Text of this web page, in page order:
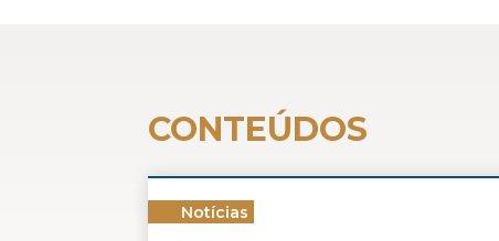
CONTEÚDOS
Notícias